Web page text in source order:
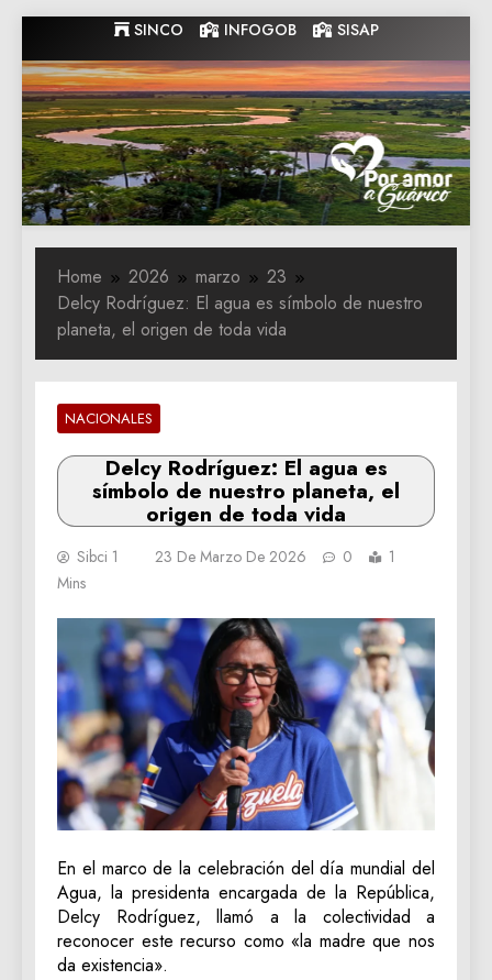
to
content
SINCO INFOGOB SISAP
Gobernacion
de Guarico
Gobernacion de Guarico
Home 2026 marzo
23
Delcy Rodríguez: El agua es símbolo de nuestro
planeta, el origen de toda vida
NACIONALES
Delcy Rodríguez: El agua es
símbolo de nuestro planeta, el
origen de toda vida
Sibci 1 23 De Marzo De 2026 0
1
Mins
En el marco de la celebración del día mundial del
Agua, la presidenta encargada de la República,
Delcy Rodríguez, llamó a la colectividad a
reconocer este recurso como «la madre que nos
da existencia».